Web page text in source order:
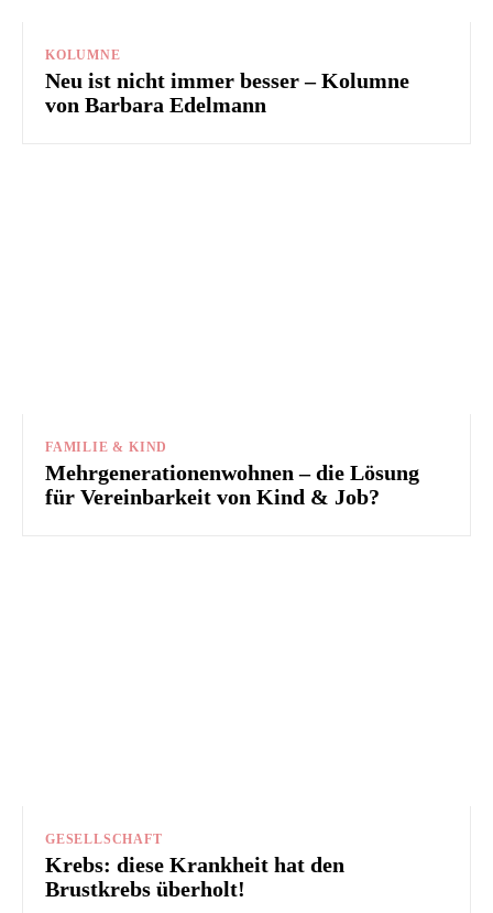
KOLUMNE
Neu ist nicht immer besser – Kolumne
von Barbara Edelmann
FAMILIE & KIND
Mehrgenerationenwohnen – die Lösung
für Vereinbarkeit von Kind & Job?
GESELLSCHAFT
Krebs: diese Krankheit hat den
Brustkrebs überholt!